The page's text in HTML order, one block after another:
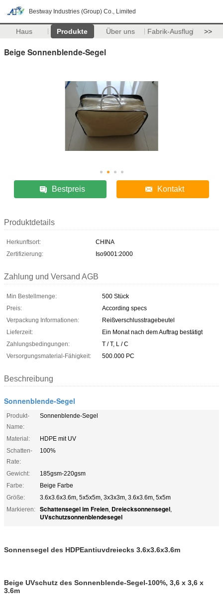
Bestway Industries (Group) Co., Limited
Haus Produkte Über uns Fabrik-Ausflug >>
Beige Sonnenblende-Segel
Bestpreis Kontakt
Produktdetails
Herkunftsort:
CHINA
Zertifizierung:
Iso9001:2000
Zahlung und Versand AGB
Min Bestellmenge:
500 Stück
Preis:
According specs
Verpackung Informationen:
Reißverschlusstragebeutel
Lieferzeit:
Ein Monat nach dem Auftrag bestätigt
Zahlungsbedingungen:
T / T, L / C
Versorgungsmaterial-Fähigkeit:
500.000 PC
Beschreibung
Sonnenblende-Segel
Produkt-
Name:
Sonnenblende-Segel
Material:
HDPE mit UV
Schatten-
Rate:
100%
Gewicht:
185gsm-220gsm
Farbe:
Beige Farbe
Größe:
3.6x3.6x3.6m, 5x5x5m, 3x3x3m, 3.6x3.6m, 5x5m
Markieren:
Schattensegel im Freien, Dreiecksonnensegel,
UVschutzsonnenblendesegel
Sonnensegel des HDPEantiuvdreiecks 3.6x3.6x3.6m
Beige UVschutz des Sonnenblende-Segel-100%, 3,6 x 3,6 x
3.6m